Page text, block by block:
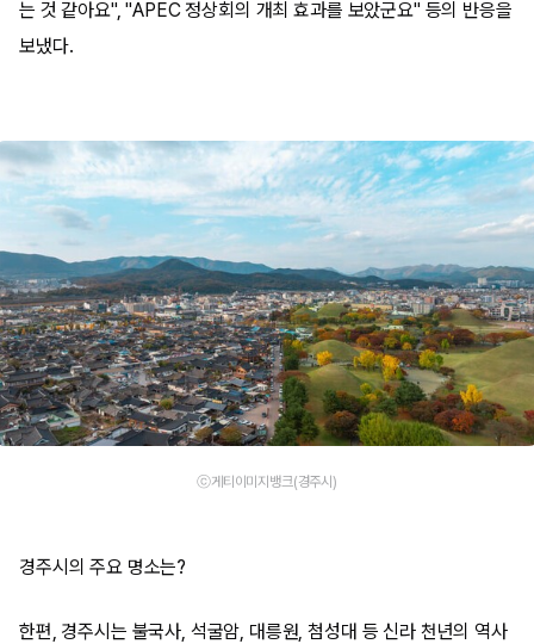
는 것 같아요", "APEC 정상회의 개최 효과를 보았군요" 등의 반응을
보냈다.
ⓒ게티이미지뱅크(경주시)
경주시의 주요 명소는?
한편, 경주시는 불국사, 석굴암, 대릉원, 첨성대 등 신라 천년의 역사